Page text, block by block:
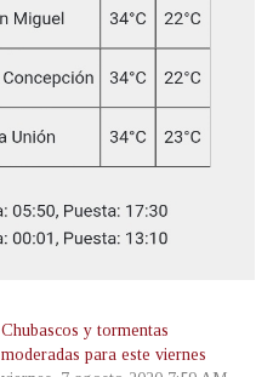
Chubascos y tormentas
moderadas para este viernes